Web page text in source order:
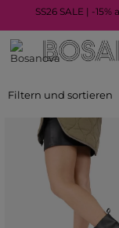
SS26 SALE | -
Filtern und sortieren